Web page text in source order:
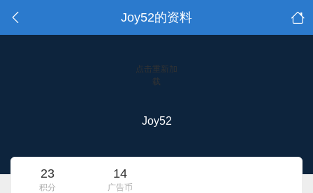
Joy52的资料
点击重新加
载
Joy52
23
积分
14
广告币